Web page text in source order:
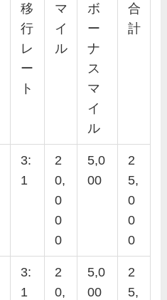
移
行
レ
ー
ト
マ
イ
ル
ボ
ー
ナ
ス
マ
イ
ル
合
計
3:
1
2
0,
0
0
0
5,0
00
2
5,
0
0
0
3:
1
2
0,
5,0
00
2
5,